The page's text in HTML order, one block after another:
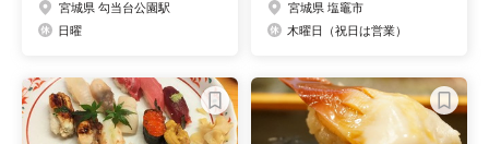
宮城県 勾当台公園駅
日曜
宮城県 塩竈市
木曜日（祝日は営業）